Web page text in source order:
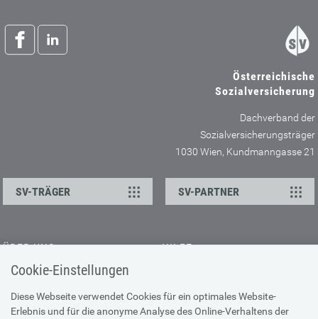
Cookie-Einstellungen
Diese Webseite verwendet Cookies für ein optimales Website-
Erlebnis und für die anonyme Analyse des Online-Verhaltens der
Österreichische
Sozialversicherung
Dachverband der
Sozialversicherungsträger
1030 Wien, Kundmanngasse 21
SV-TRÄGER SV-PARTNER
ÜBER UNS
Kontakt
Offene Stellen
Presse
HILFE
Browser-Info & Sicherheit
Hilfe zur Suche